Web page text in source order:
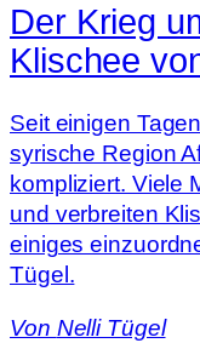
Der Krieg
Klischee
Seit einigen
syrische Region
kompliziert. Viele
und verbreiten
einiges
Tügel.
Von Nelli Tügel